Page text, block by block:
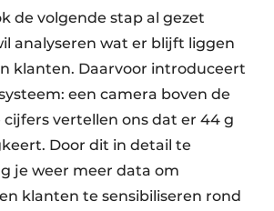
de volgende stap al gezet
analyseren wat er blijft liggen
klanten. Daarvoor introduceert
een camera boven de
cijfers vertellen ons dat er 44 g
Door dit in detail te
je weer meer data om
klanten te sensibiliseren rond